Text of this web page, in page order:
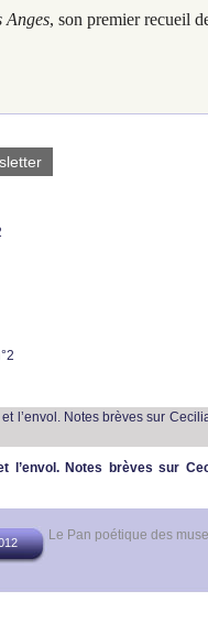
Anges, son premier recueil
l’envol. Notes brèves sur
Le Pan poétique des